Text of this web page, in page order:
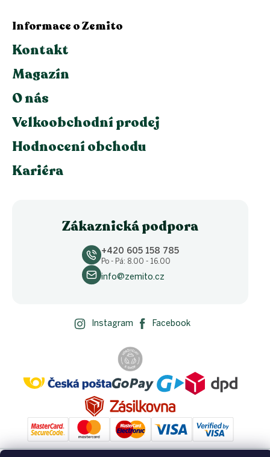
Informace o Zemito
Kontakt
Magazín
O nás
Velkoobchodní prodej
Hodnocení obchodu
Kariéra
Zákaznická podpora
+420 605 158 785
Po - Pá: 8.00 - 16.00
info@zemito.cz
Instagram Facebook